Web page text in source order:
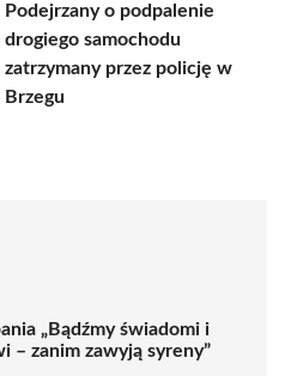
Podejrzany o podpalenie
drogiego samochodu
zatrzymany przez policję w
Brzegu
„Bądźmy świadomi i
– zanim zawyją syreny”